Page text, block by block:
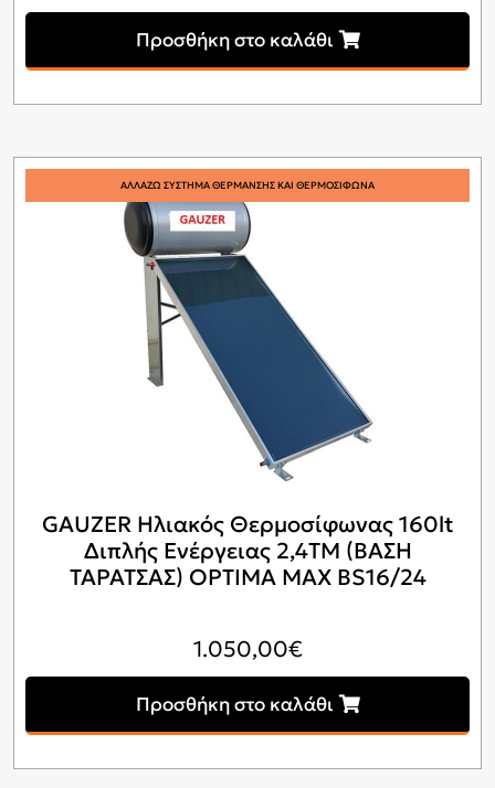
Προσθήκη στο καλάθι
ΑΛΛΑΖΩ ΣΥΣΤΗΜΑ ΘΕΡΜΑΝΣΗΣ ΚΑΙ ΘΕΡΜΟΣΙΦΩΝΑ
GAUZER Ηλιακός Θερμοσίφωνας 160lt
Διπλής Ενέργειας 2,4ΤΜ (ΒΑΣΗ
ΤΑΡΑΤΣΑΣ) OPTIMA MAX BS16/24
1.050,00€
Προσθήκη στο καλάθι